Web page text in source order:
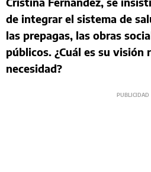
de integrar el sistema de
las prepagas, las obras
públicos. ¿Cuál es su visión
necesidad?